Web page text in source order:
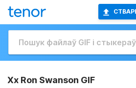
Xx Ron Swanson GIF